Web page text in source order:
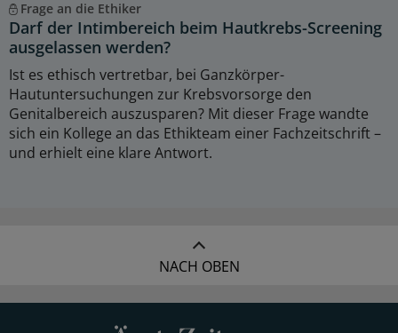
Frage an die Ethiker
Darf der Intimbereich beim Hautkrebs-Screening
ausgelassen werden?
Ist es ethisch vertretbar, bei Ganzkörper-
Hautuntersuchungen zur Krebsvorsorge den
Genitalbereich auszusparen? Mit dieser Frage wandte
sich ein Kollege an das Ethikteam einer Fachzeitschrift –
und erhielt eine klare Antwort.
NACH OBEN